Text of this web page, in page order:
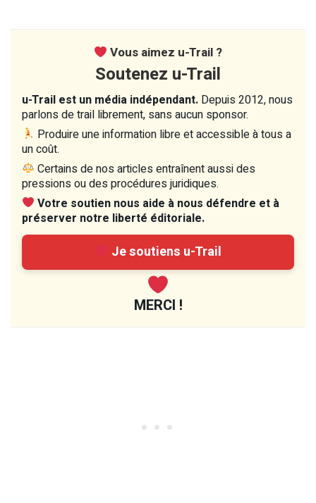
Vous aimez u-Trail ?
Soutenez u-Trail
u-Trail est un média indépendant. Depuis 2012, nous
parlons de trail librement, sans aucun sponsor.
Produire une information libre et accessible à tous a
un coût.
Certains de nos articles entraînent aussi des
pressions ou des procédures juridiques.
Votre soutien nous aide à nous défendre et à
préserver notre liberté éditoriale.
Je soutiens u-Trail
MERCI !